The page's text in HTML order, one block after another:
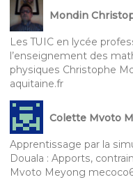
Mondin
Les TUIC en lycée
l’enseignement des
physiques Christophe
aquitaine.fr
Colette Mvoto
Apprentissage par la
Douala : Apports,
Mvoto Meyong